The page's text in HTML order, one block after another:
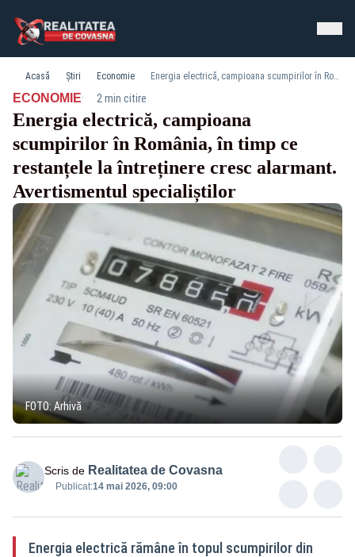
Acasă Știri Economie Energia electrică, campioana scumpirilor în România, în timp ce restanțele la întreținere cresc alarmant. Avertismentul specialiștilor
ECONOMIE· 2 min citire
Energia electrică, campioana
scumpirilor în România, în timp ce
restanțele la întreținere cresc alarmant.
Avertismentul specialiștilor
FOTO: Arhivă
Scris de Realitatea de Covasna
Publicat:14 mai 2026, 09:00
Energia electrică rămâne în topul scumpirilor din